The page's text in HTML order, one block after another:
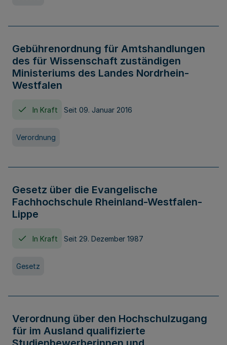
Gebührenordnung für Amtshandlungen
des für Wissenschaft zuständigen
Ministeriums des Landes Nordrhein-
Westfalen
In Kraft Seit 09. Januar 2016
Verordnung
Gesetz über die Evangelische
Fachhochschule Rheinland-Westfalen-
Lippe
In Kraft Seit 29. Dezember 1987
Gesetz
Verordnung über den Hochschulzugang
für im Ausland qualifizierte